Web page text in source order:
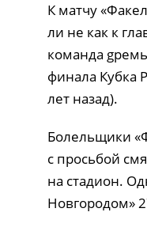
К матчу
ли не как к
команда
финала Кубка
лет назад).
Болельщики
с просьбой
на стадион.
Новгородом»